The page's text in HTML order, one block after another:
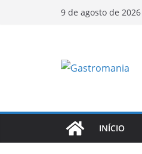
9 de agosto de 2026
INÍCIO